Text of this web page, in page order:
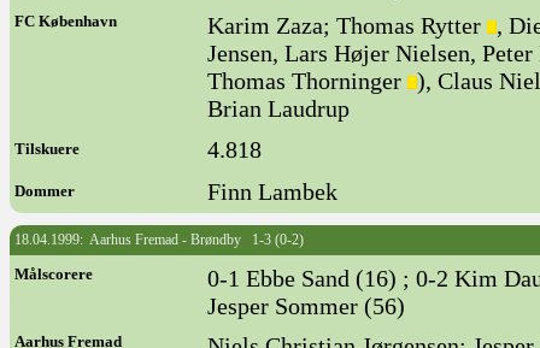
FC København Karim Zaza; Thomas Rytter
,
Jensen, Lars Højer Nielsen,
Thomas Thorninger ), Claus
Brian Laudrup
Tilskuere 4.818
Dommer Finn Lambek
18.04.1999: Aarhus Fremad - Brøndby 1-3 (0-2)
Målscorere
0-1 Ebbe Sand (16) ; 0-2 Kim
Jesper Sommer (56)
Aarhus Fremad